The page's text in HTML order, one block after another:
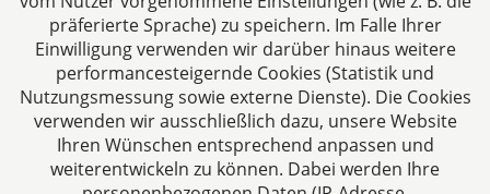
Das europäische Kanzlei-Netzwerk
präferierte Sprache) zu speichern. Im Falle Ihrer
Einwilligung verwenden wir darüber hinaus weitere
performancesteigernde Cookies (Statistik und
Nutzungsmessung sowie externe Dienste). Die Cookies
verwenden wir ausschließlich dazu, unsere Website
Ihren Wünschen entsprechend anpassen und
weiterentwickeln zu können. Dabei werden Ihre